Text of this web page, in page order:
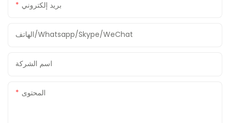
بريد إلكتروني
الهاتف/Whatsapp/Skype/WeChat
اسم الشركة
المحتوى